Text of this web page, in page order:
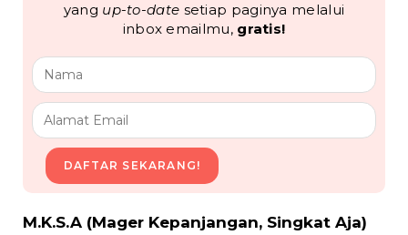
yang up-to-date setiap paginya melalui
inbox emailmu, gratis!
DAFTAR SEKARANG!
M.K.S.A (Mager Kepanjangan, Singkat Aja)